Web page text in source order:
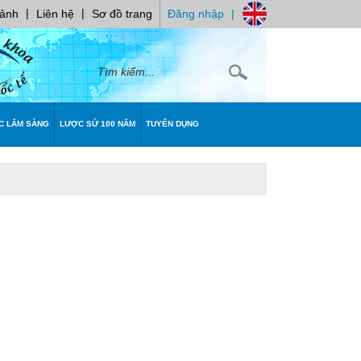
| Liên hệ | Sơ đồ trang Đăng nhập |
LÂM SÀNG LƯỢC SỬ 100 NĂM TUYỂN DỤNG